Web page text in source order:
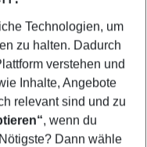
Technologien, um
zu halten. Dadurch
verstehen und
Inhalte, Angebote
relevant sind und zu
, wenn du
Dann wähle